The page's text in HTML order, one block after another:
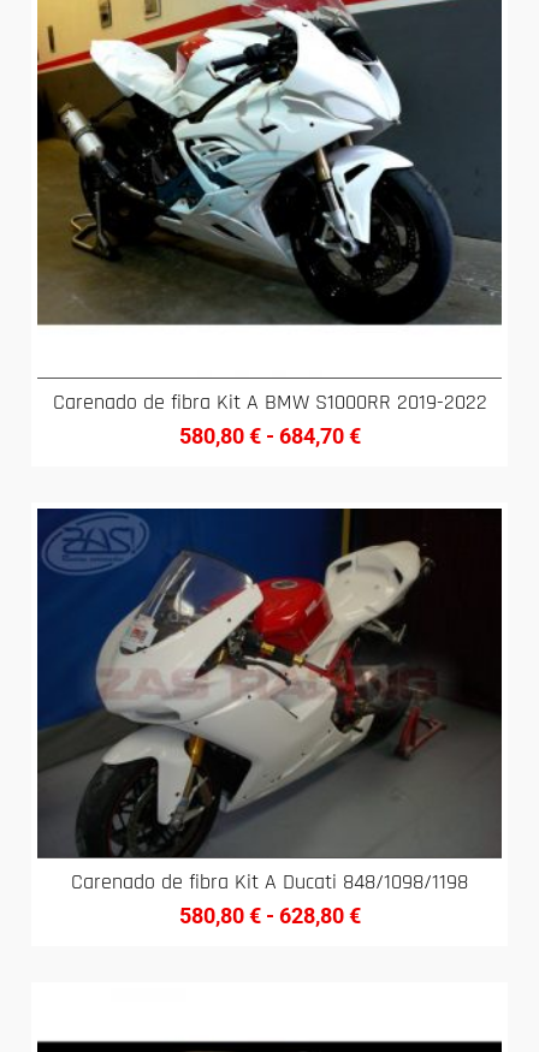
Carenado de fibra Kit A BMW S1000RR 2019-2022
580,80€ - 684,70€
Carenado de fibra Kit A Ducati 848/1098/1198
580,80€ - 628,80€